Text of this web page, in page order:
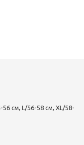
56 см, L/56-58 см, XL/58-